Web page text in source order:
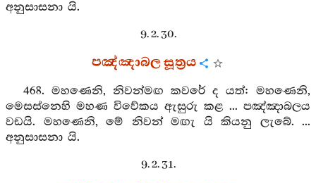
අනුසාසනා යි.
9. 2. 30.
පඤ්ඤාබල සූත්‍රය
468. මහණෙනි, නිවන්මඟ කවරේ ද යත්: මහණෙනි,
මෙසස්නෙහි මහණ විවේකය ඇසුරු කළ ... පඤ්ඤාබලය
වඩයි. මහණෙනි, මේ නිවන් මඟැ යි කියනු ලැබේ. ...
අනුසාසනා යි.
9. 2. 31.